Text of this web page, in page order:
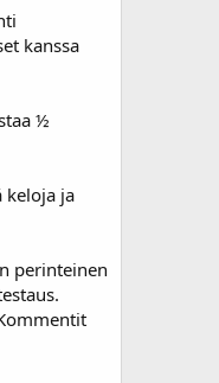
kanssa
½
keloja ja
perinteinen